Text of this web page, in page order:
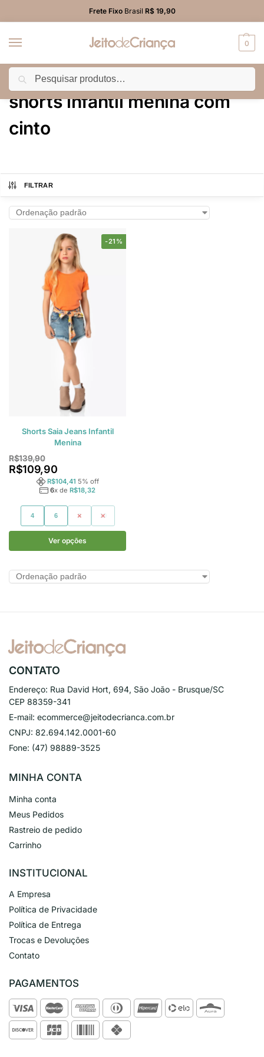
Frete FixoBrasil R$ 19,90
0
Início Produtos marcados com a tag “shorts infantil menina com cinto”
shorts infantil menina com
cinto
FILTRAR
-21%
Shorts Saia Jeans Infantil
Menina
R$139,90
R$109,90
R$104,41 5% off
6x de R$18,32
4 6 8 10
Ver opções
CONTATO
Endereço: Rua David Hort, 694, São João - Brusque/SC
CEP 88359-341
E-mail: ecommerce@jeitodecrianca.com.br
CNPJ: 82.694.142.0001-60
Fone: (47) 98889-3525
MINHA CONTA
Minha conta
Meus Pedidos
Rastreio de pedido
Carrinho
INSTITUCIONAL
A Empresa
Política de Privacidade
Política de Entrega
Trocas e Devoluções
Contato
PAGAMENTOS